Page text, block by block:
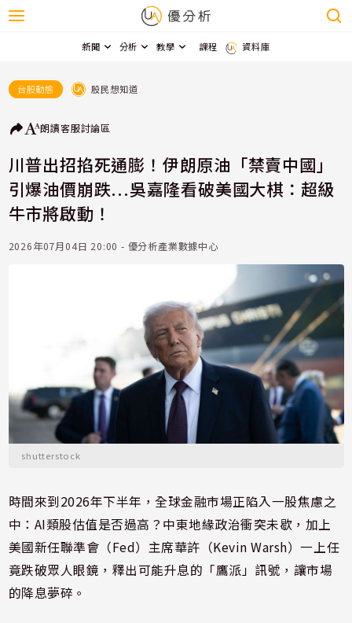
新聞 分析 教學 課程 資料庫
台股動態 股民想知道
朗讀客服討論區
川普出招掐死通膨！伊朗原油「禁賣中國」
引爆油價崩跌...吳嘉隆看破美國大棋：超級
牛市將啟動！
2026年07月04日 20:00 - 優分析產業數據中心
shutterstock
時間來到2026年下半年，全球金融市場正陷入一股焦慮之
中：AI類股估值是否過高？中東地緣政治衝突未歇，加上
美國新任聯準會（Fed）主席華許（Kevin Warsh）一上任
竟跌破眾人眼鏡，釋出可能升息的「鷹派」訊號，讓市場
的降息夢碎。